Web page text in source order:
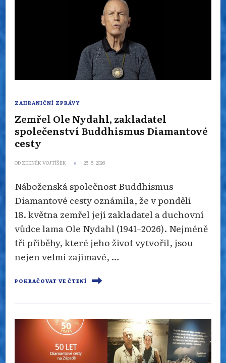
ZAHRANIČNÍ ZPRÁVY
Zemřel Ole Nydahl, zakladatel
společenství Buddhismus Diamantové
cesty
OD ZDENĚK VOJTÍŠEK 25. 5. 2026
Náboženská společnost Buddhismus
Diamantové cesty oznámila, že v pondělí
18. května zemřel její zakladatel a duchovní
vůdce lama Ole Nydahl (1941–2026). Nejméně
tři příběhy, které jeho život vytvořil, jsou
nejen velmi zajímavé, …
POKRAČOVAT VE ČTENÍ